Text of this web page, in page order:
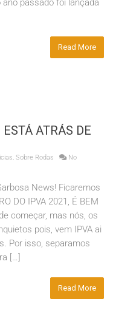
passado foi lançada
Read More
ATRÁS DE
, Sobre Rodas
No
News! Ficaremos
DO IPVA 2021, É BEM
começar, mas nós, os
pois, vem IPVA ai
Por isso, separamos
[…]
Read More